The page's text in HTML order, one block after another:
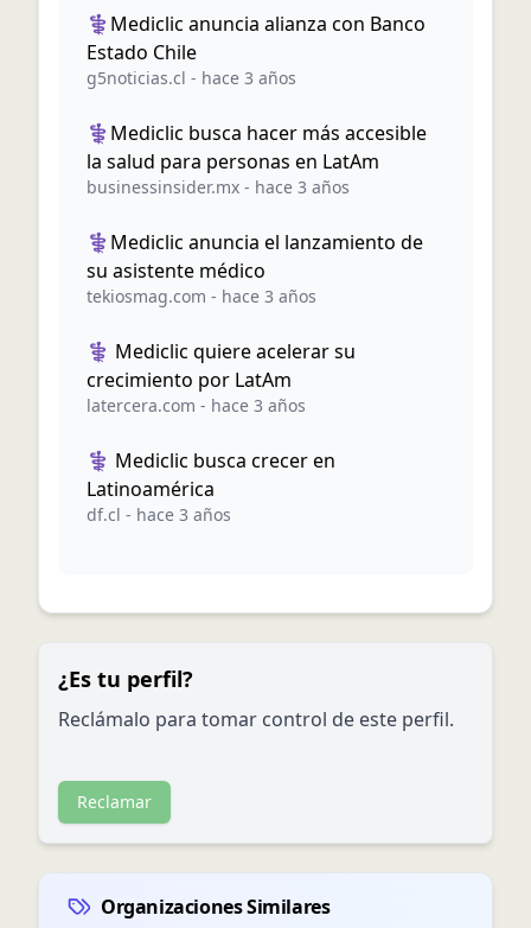
⚕️Mediclic anuncia alianza con Banco
Estado Chile
g5noticias.cl - hace 3 años
⚕️Mediclic busca hacer más accesible
la salud para personas en LatAm
businessinsider.mx - hace 3 años
⚕️Mediclic anuncia el lanzamiento de
su asistente médico
tekiosmag.com - hace 3 años
⚕️ Mediclic quiere acelerar su
crecimiento por LatAm
latercera.com - hace 3 años
⚕️ Mediclic busca crecer en
Latinoamérica
df.cl - hace 3 años
¿Es tu perfil?
Reclámalo para tomar control de este perfil.
Reclamar
Organizaciones Similares